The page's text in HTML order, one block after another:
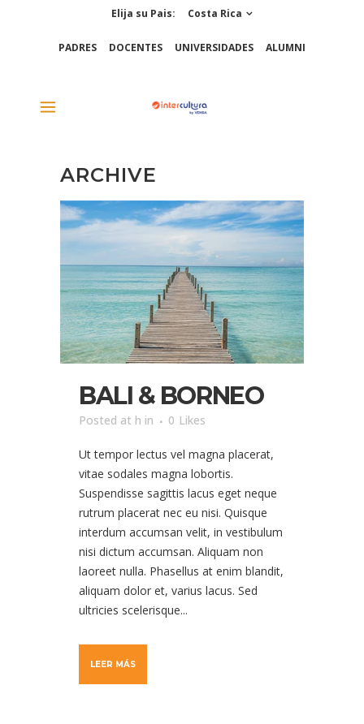
Elija su Pais: Costa Rica
PADRES DOCENTES UNIVERSIDADES ALUMNI
ARCHIVE
BALI & BORNEO
Posted at h in 0 Likes
Ut tempor lectus vel magna placerat,
vitae sodales magna lobortis.
Suspendisse sagittis lacus eget neque
rutrum placerat nec eu nisi. Quisque
interdum accumsan velit, in vestibulum
nisi dictum accumsan. Aliquam non
laoreet nulla. Phasellus at enim blandit,
aliquam dolor et, varius lacus. Sed
ultricies scelerisque...
LEER MÁS